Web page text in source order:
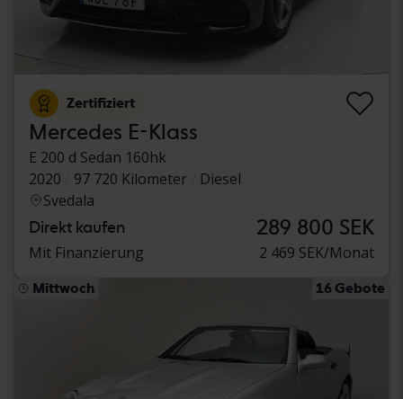
Zertifiziert
Mercedes E-Klass
E 200 d Sedan 160hk
2020
97 720 Kilometer
Diesel
Svedala
Direkt kaufen 289 800 SEK
Mit Finanzierung 2 469 SEK/Monat
Mittwoch 16 Gebote